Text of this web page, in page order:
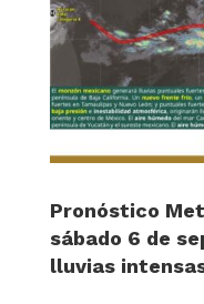
Pronóstico
sábado 6 de
lluvias